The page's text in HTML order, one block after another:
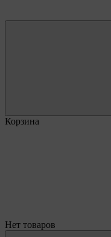
Корзина
Нет товаров